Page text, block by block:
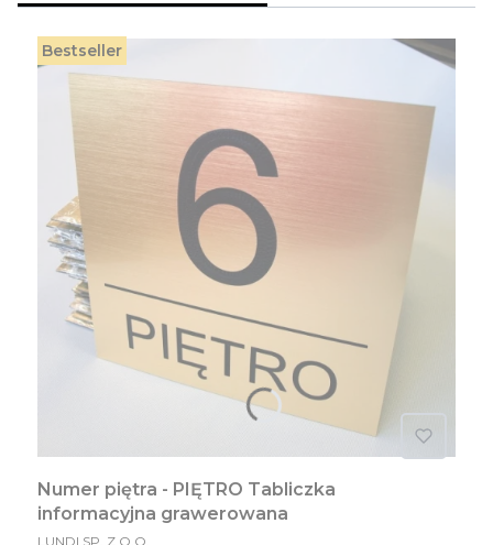
Bestseller
Numer piętra - PIĘTRO Tabliczka
informacyjna grawerowana
PRODUCENT
LUNDI SP. Z O.O.